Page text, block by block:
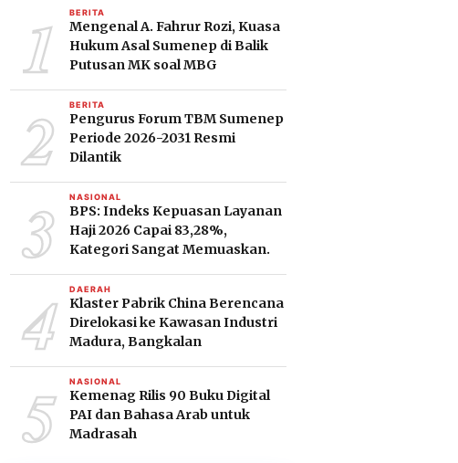
1 BERITA
Mengenal A. Fahrur Rozi, Kuasa
Hukum Asal Sumenep di Balik
Putusan MK soal MBG
2 BERITA
Pengurus Forum TBM Sumenep
Periode 2026-2031 Resmi
Dilantik
3 NASIONAL
BPS: Indeks Kepuasan Layanan
Haji 2026 Capai 83,28%,
Kategori Sangat Memuaskan.
4 DAERAH
Klaster Pabrik China Berencana
Direlokasi ke Kawasan Industri
Madura, Bangkalan
5 NASIONAL
Kemenag Rilis 90 Buku Digital
PAI dan Bahasa Arab untuk
Madrasah